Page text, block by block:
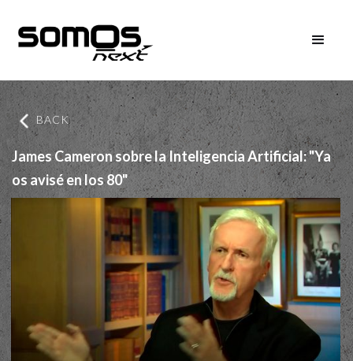
BACK
James Cameron sobre la Inteligencia Artificial: "Ya
os avisé en los 80"